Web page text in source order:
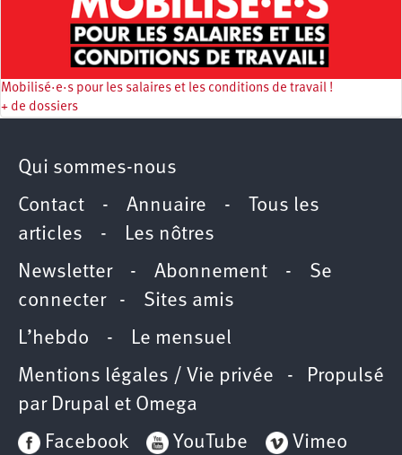
Mobilisé·e·s pour les salaires et les conditions de travail !
+ de dossiers
Qui sommes-nous
Contact - Annuaire -
Tous les
articles - Les nôtres
Newsletter- Abonnement - Se
connecter- Sites amis
L’hebdo - Le mensuel
Mentions légales / Vie privée - Propulsé
par Drupal et Omega
Facebook
YouTube Vimeo